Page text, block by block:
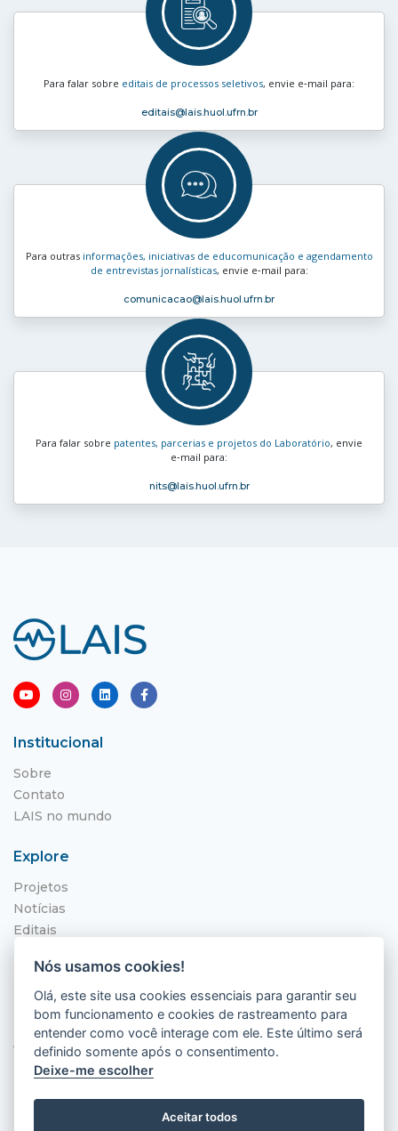
Para falar sobre editais de processos seletivos, envie e‑mail para:
editais@lais.huol.ufrn.br
Para outras informações, iniciativas de educomunicação e agendamento
de entrevistas jornalísticas, envie e‑mail para:
comunicacao@lais.huol.ufrn.br
Para falar sobre patentes, parcerias e projetos do Laboratório, envie
e‑mail para:
nits@lais.huol.ufrn.br
Institucional
Sobre
Contato
LAIS no mundo
Explore
Projetos
Notícias
Editais
Localização
Hospital Universitário Onofre Lopes - HUOL
Av. Nilo Peçanha, 620 - Petrópolis
Natal - RN, 59012-300
Nós usamos cookies!
Olá, este site usa cookies essenciais para garantir seu
bom funcionamento e cookies de rastreamento para
entender como você interage com ele. Este último será
definido somente após o consentimento.
Deixe-me escolher
Aceitar todos